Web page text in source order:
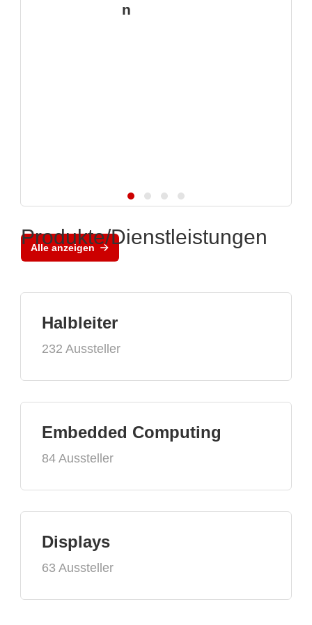
n
Alle anzeigen
Produkte/Dienstleistungen
Halbleiter
232 Aussteller
Embedded Computing
84 Aussteller
Displays
63 Aussteller